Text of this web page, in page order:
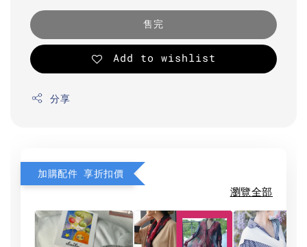
售完
Add to wishlist
分享
加購配件 享折扣價
瀏覽全部